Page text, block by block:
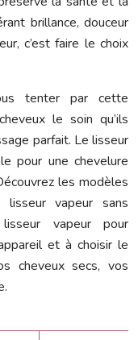
brillance, douceur
c’est faire le choix
tenter par cette
le soin qu’ils
parfait. Le lisseur
pour une chevelure
les modèles
vapeur sans
vapeur pour
et à choisir le
cheveux secs, vos